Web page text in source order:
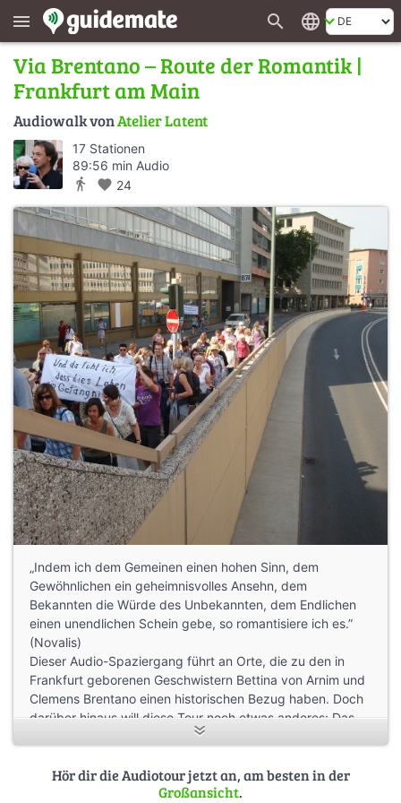
menu search language
Via Brentano – Route der Romantik |
Frankfurt am Main
Audiowalk vonAtelier Latent
17 Stationen
89:56 min Audio
directions_walk favorite 24
„Indem ich dem Gemeinen einen hohen Sinn, dem
Gewöhnlichen ein geheimnisvolles Ansehn, dem
Bekannten die Würde des Unbekannten, dem Endlichen
einen unendlichen Schein gebe, so romantisiere ich es.”
(Novalis)
Dieser Audio-Spaziergang führt an Orte, die zu den in
Frankfurt geborenen Geschwistern Bettina von Arnim und
Clemens Brentano einen historischen Bezug haben. Doch
darüber hinaus will diese Tour noch etwas anderes: Das
Programm der Romantik – die
geglückten Momenten lässt es eine Welt aufscheinen, die
dem alltäglichen Blick gemeinhin verborgen bleibt. Die
Hör dir die Audiotour jetzt an, am besten in der
Großansicht.